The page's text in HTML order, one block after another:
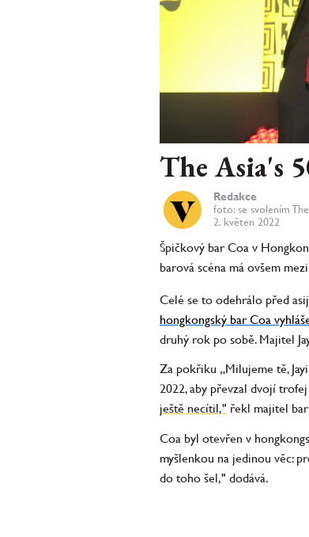
The Asia's
Redakce
foto: se svolením
2. květen 2022
Špičkový bar Coa v
barová scéna má ovšem
Celé se to odehrálo před
hongkongský bar Coa
druhý rok po sobě. Majitel
Za pokřiku „Milujeme tě,
2022, aby převzal dvojí
ještě necítil," řekl majitel
Coa byl otevřen v
myšlenkou na jedinou věc:
do toho šel," dodává.